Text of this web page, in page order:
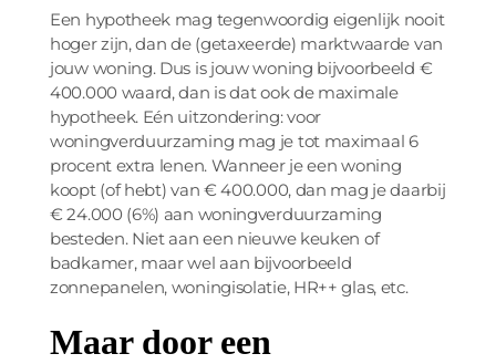
Een hypotheek mag tegenwoordig eigenlijk nooit
hoger zijn, dan de (getaxeerde) marktwaarde van
jouw woning. Dus is jouw woning bijvoorbeeld €
400.000 waard, dan is dat ook de maximale
hypotheek. Eén uitzondering: voor
woningverduurzaming mag je tot maximaal 6
procent extra lenen. Wanneer je een woning
koopt (of hebt) van € 400.000, dan mag je daarbij
€ 24.000 (6%) aan woningverduurzaming
besteden. Niet aan een nieuwe keuken of
badkamer, maar wel aan bijvoorbeeld
zonnepanelen, woningisolatie, HR++ glas, etc.
Maar door een